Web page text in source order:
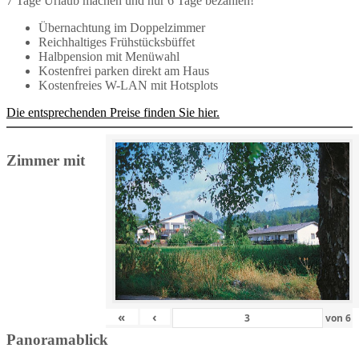
Übernachtung im Doppelzimmer
Reichhaltiges Frühstücksbüffet
Halbpension mit Menüwahl
Kostenfrei parken direkt am Haus
Kostenfreies W-LAN mit Hotsplots
Die entsprechenden Preise finden Sie hier.
« ‹ von 6
Zimmer mit
Panoramablick